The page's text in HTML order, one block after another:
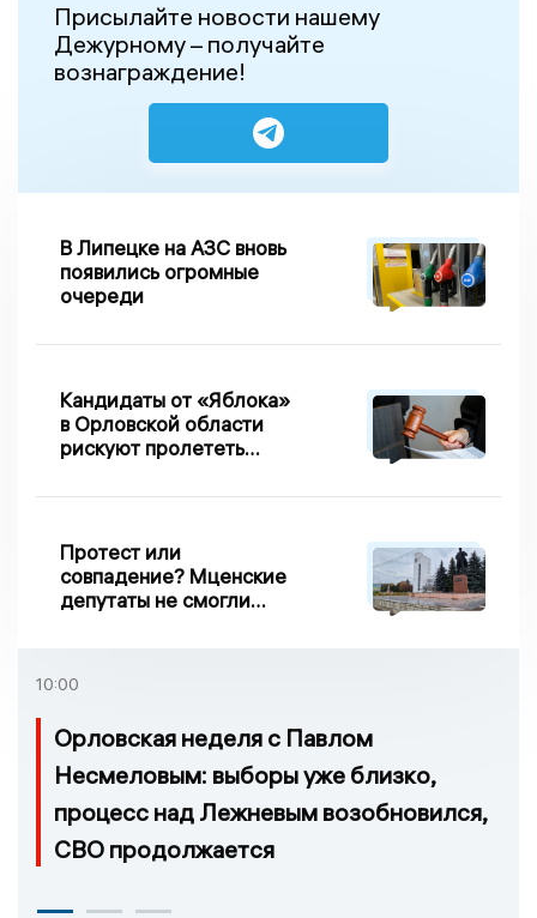
Присылайте новости нашему
Дежурному – получайте
вознаграждение!
В Липецке на АЗС вновь
появились огромные
очереди
Кандидаты от «Яблока»
в Орловской области
рискуют пролететь
Протест или
совпадение? Мценские
депутаты не смогли
10:00
Орловская неделя с Павлом
Несмеловым: выборы уже близко,
процесс над Лежневым возобновился,
СВО продолжается